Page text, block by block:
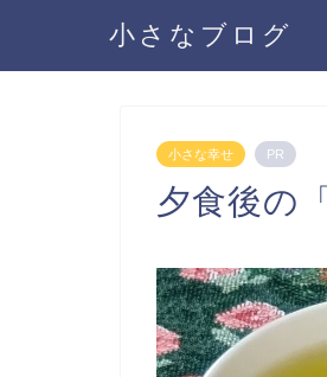
小さなブログ
小さな幸せ PR
夕食後の